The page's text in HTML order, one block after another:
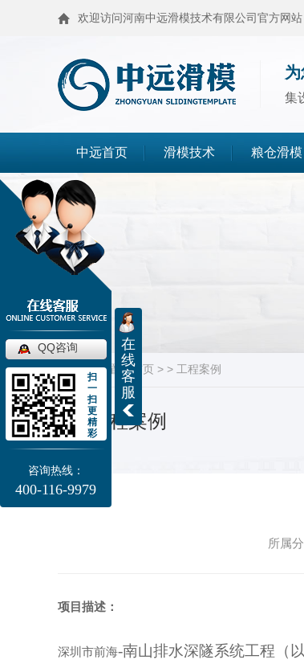
欢迎访问河南中远滑模技术有限公司官方网站
集
中远首页 滑模技术 粮仓滑模
滑模技术
麦仓滑模
高塔滑模
当前位置：首页 > > 工程案例
工程案例
所属
项目描述：
深圳市前海-南山排水深隧系统工程（
在
线
客
服
QQ咨询
扫
一
扫
更
精
彩
咨询热线：
400-116-9979